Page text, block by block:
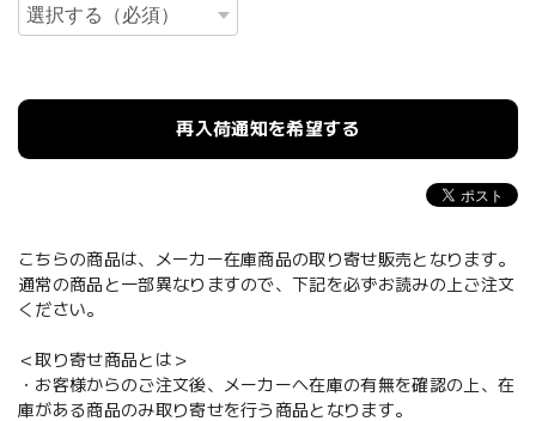
再入荷通知を希望する
こちらの商品は、メーカー在庫商品の取り寄せ販売となります。
通常の商品と一部異なりますので、下記を必ずお読みの上ご注文
ください。
＜取り寄せ商品とは＞
・お客様からのご注文後、メーカーへ在庫の有無を確認の上、在
庫がある商品のみ取り寄せを行う商品となります。